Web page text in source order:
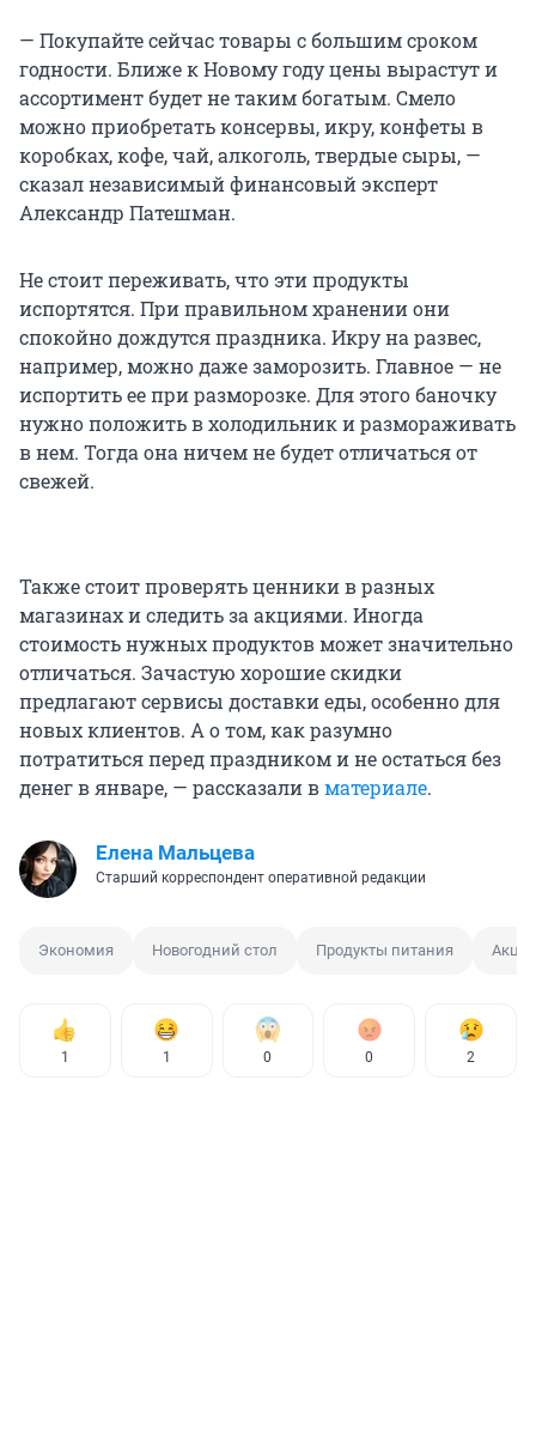
— Покупайте сейчас товары с большим сроком
годности. Ближе к Новому году цены вырастут и
ассортимент будет не таким богатым. Смело
можно приобретать консервы, икру, конфеты в
коробках, кофе, чай, алкоголь, твердые сыры, —
сказал независимый финансовый эксперт
Александр Патешман.
Не стоит переживать, что эти продукты
испортятся. При правильном хранении они
спокойно дождутся праздника. Икру на развес,
например, можно даже заморозить. Главное — не
испортить ее при разморозке. Для этого баночку
нужно положить в холодильник и размораживать
в нем. Тогда она ничем не будет отличаться от
свежей.
Также стоит проверять ценники в разных
магазинах и следить за акциями. Иногда
стоимость нужных продуктов может значительно
отличаться. Зачастую хорошие скидки
предлагают сервисы доставки еды, особенно для
новых клиентов. А о том, как разумно
потратиться перед праздником и не остаться без
денег в январе, — рассказали вматериале.
Елена Мальцева
Старший корреспондент оперативной редакции
Экономия Новогодний стол Продукты питания Акция
1 1 0 0 2